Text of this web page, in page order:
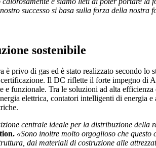
successo si basa sulla forza della
sostenibile
è privo di gas ed è stato realizzato secondo
certificazione. Il DC riflette il forte impegno di
e funzionale. Tra le soluzioni ad alta
elettrica, contatori intelligenti di energia
centrale ideale per la distribuzione della
«Sono inoltre molto orgoglioso che
dai materiali di costruzione alle